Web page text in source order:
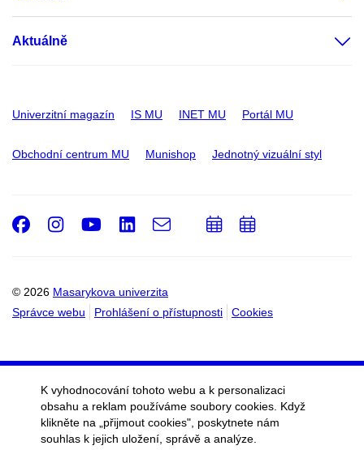
Aktuálně
Univerzitní magazín IS MU INET MU Portál MU
Obchodní centrum MU Munishop Jednotný vizuální styl
© 2026 Masarykova univerzita
Správce webu
Prohlášení o přístupnosti Cookies
Facebook
Instagram
Youtube
LinkedIn
e-
PřidatPřidat
K vyhodnocování tohoto webu a k personalizaci
obsahu a reklam používáme soubory cookies. Když
klikněte na „přijmout cookies", poskytnete nám
souhlas k jejich uložení, správě a analýze.